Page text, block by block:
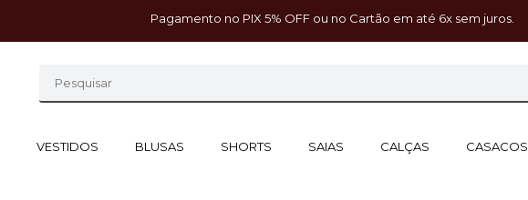
Pagamento no PIX 5% OFF ou no Cartão em até 6x sem juros.
VESTIDOS BLUSAS SHORTS SAIAS CALÇAS CASACOS